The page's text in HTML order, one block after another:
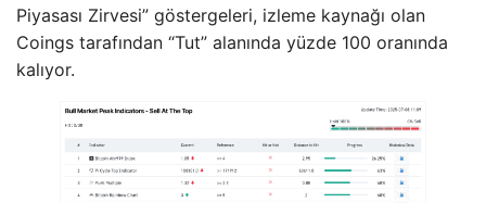
Piyasası Zirvesi” göstergeleri, izleme kaynağı olan
Coings tarafından “Tut” alanında yüzde 100 oranında
kalıyor.